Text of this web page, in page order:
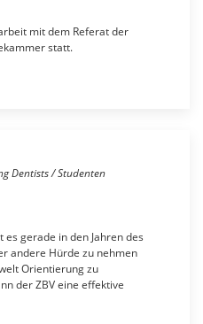
mit dem Referat der
statt.
Dentists / Studenten
gerade in den Jahren des
andere Hürde zu nehmen
Orientierung zu
der ZBV eine effektive